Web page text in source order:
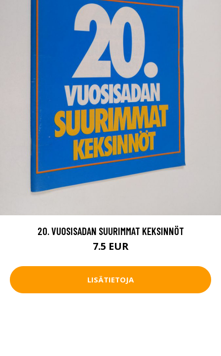
20. VUOSISADAN SUURIMMAT KEKSINNÖT
7.5 EUR
LISÄTIETOJA